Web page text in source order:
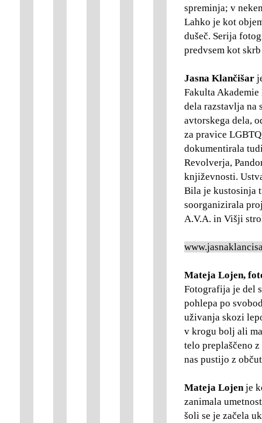
spreminja; v
Lahko je kot
dušeč. Serija
predvsem kot
Jasna Klančišar
Fakulta
dela razstavlja na
avtorskega dela,
za pravice
dokumentirala
Revolverja,
književnosti.
Bila je kustosinja
soorganizirala
A.V.A. in Višji
Mateja Lojen,
Fotografija je del
pohlepa po
uživanja skozi
v krogu bolj ali
telo preplaščeno
nas pustijo z
Mateja Lojen je
zanimala
šoli se je začela